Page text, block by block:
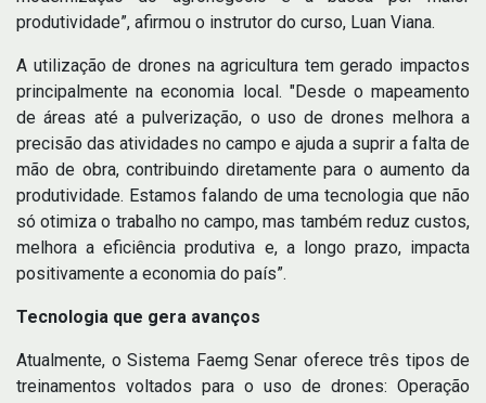
produtividade”, afirmou o instrutor do curso, Luan Viana.
A utilização de drones na agricultura tem gerado impactos
principalmente na economia local. "Desde o mapeamento
de áreas até a pulverização, o uso de drones melhora a
precisão das atividades no campo e ajuda a suprir a falta de
mão de obra, contribuindo diretamente para o aumento da
produtividade. Estamos falando de uma tecnologia que não
só otimiza o trabalho no campo, mas também reduz custos,
melhora a eficiência produtiva e, a longo prazo, impacta
positivamente a economia do país”.
Tecnologia que gera avanços
Atualmente, o Sistema Faemg Senar oferece três tipos de
treinamentos voltados para o uso de drones: Operação